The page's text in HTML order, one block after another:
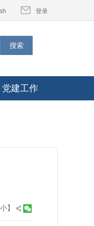
登录
搜索
党建工作
小】